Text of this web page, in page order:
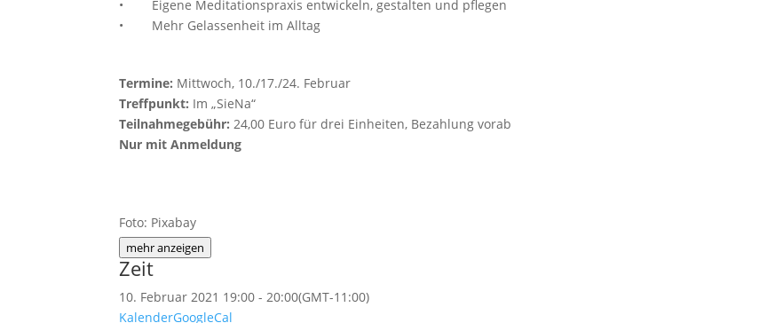
• Eigene Meditationspraxis entwickeln, gestalten und pflegen
• Mehr Gelassenheit im Alltag
Termine: Mittwoch, 10./17./24. Februar
Treffpunkt: Im „SieNa“
Teilnahmegebühr:24,00 Euro für drei Einheiten, Bezahlung vorab
Nur mit Anmeldung
Foto: Pixabay
mehr anzeigen
Zeit
10. Februar 2021 19:00 -20:00(GMT-11:00)
KalenderGoogleCal